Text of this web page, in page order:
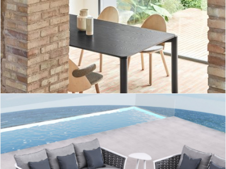
Mesa rectangular Atlas